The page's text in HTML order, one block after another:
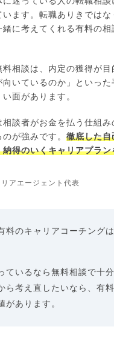
ます。転職ありきではな
に考えてくれる有料の相
相談は、内定の獲得が目
いているのか」といった
面があります。
談者がお金を払う仕組み
が強みです。 徹底した自
得のいくキャリアプラン
アエージェント代表
料のキャリアコーチング
ているなら無料相談で十
ら考え直したいなら、有
があります。